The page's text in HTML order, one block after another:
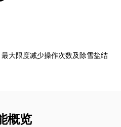
大限度减少操作次数及除雪盐结
概览